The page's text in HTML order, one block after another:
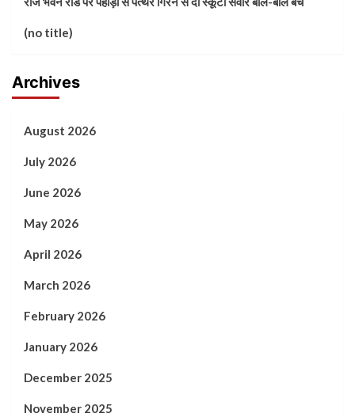
(no title)
Archives
August 2026
July 2026
June 2026
May 2026
April 2026
March 2026
February 2026
January 2026
December 2025
November 2025